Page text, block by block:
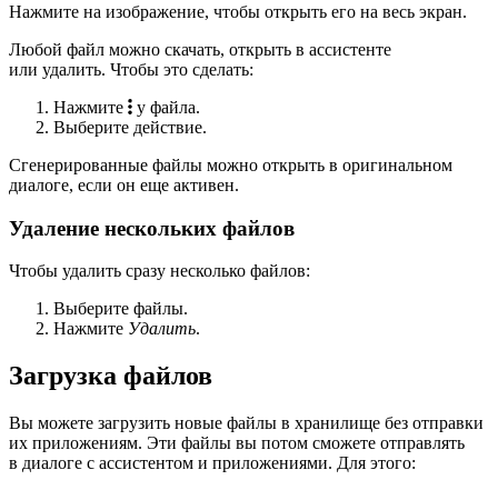
Нажмите на изображение, чтобы открыть его на весь экран.
Любой файл можно скачать, открыть в ассистенте
или удалить. Чтобы это сделать:
Нажмите
у файла.
Выберите действие.
Сгенерированные файлы можно открыть в оригинальном
диалоге, если он еще активен.
Удаление нескольких файлов
Чтобы удалить сразу несколько файлов:
Выберите файлы.
Нажмите Удалить.
Загрузка файлов
Вы можете загрузить новые файлы в хранилище без отправки
их приложениям. Эти файлы вы потом сможете отправлять
в диалоге с ассистентом и приложениями. Для этого: